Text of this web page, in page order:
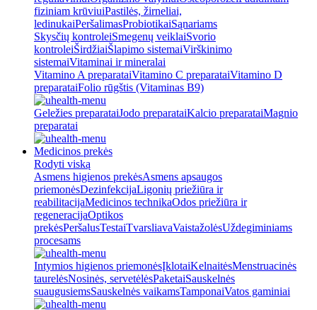
fiziniam krūviuiPastilės, žirneliai,
ledinukaiPeršalimasProbiotikaiSąnariams
Skysčių kontroleiSmegenų veiklaiSvorio
kontroleiŠirdžiaiŠlapimo sistemaiVirškinimo
sistemaiVitaminai ir mineralai
Vitamino A preparataiVitamino C preparataiVitamino D
preparataiFolio rūgštis (Vitaminas B9)
Geležies preparataiJodo preparataiKalcio preparataiMagnio
preparatai
Medicinos prekės
Rodyti viską
Asmens higienos prekėsAsmens apsaugos
priemonėsDezinfekcijaLigonių priežiūra ir
reabilitacijaMedicinos technikaOdos priežiūra ir
regeneracijaOptikos
prekėsPeršalusTestaiTvarsliavaVaistažolėsUždegiminiams
procesams
Intymios higienos priemonėsĮklotaiKelnaitėsMenstruacinės
taurelėsNosinės, servetėlėsPaketaiSauskelnės
suaugusiemsSauskelnės vaikamsTamponaiVatos gaminiai